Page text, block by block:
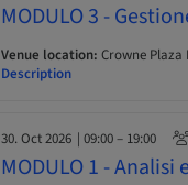
MODULO 3 -
Venue location: Crowne Plaza
Description
30. Oct 2026 | 09:00 – 19:00
MODULO 1 - Analisi